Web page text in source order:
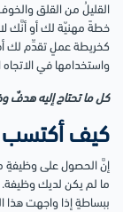
القليلُ من القلق
خطةً مهنيّة لك أو أنَّك
كخريطة عملٍ تقدِّم لك
واستخدامها في الاتجاه
كل ما تحتاج إليه هدفٌ
كيف أكتسب
إنَّ الحصول على وظيفةٍ
ما لم يكن لديك وظيفة.
ببساطةٍ إذا واجهت